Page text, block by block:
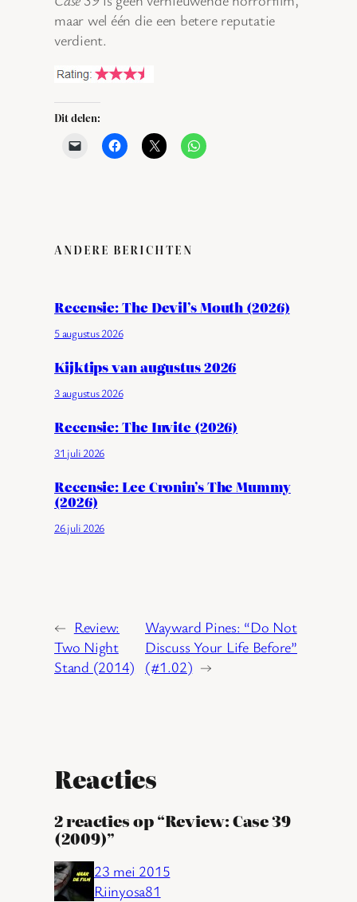
maar wel één die een betere reputatie
verdient.
Dit delen:
ANDERE BERICHTEN
Recensie: The Devil’s Mouth (2026)
5 augustus 2026
Kijktips van augustus 2026
3 augustus 2026
Recensie: The Invite (2026)
31 juli 2026
Recensie: Lee Cronin’s The Mummy
(2026)
26 juli 2026
← Review:
Two Night
Stand (2014)
Wayward Pines: “Do Not
Discuss Your Life Before”
(#1.02) →
Reacties
2 reacties op “Review: Case 39
(2009)”
23 mei 2015
Riinyosa81